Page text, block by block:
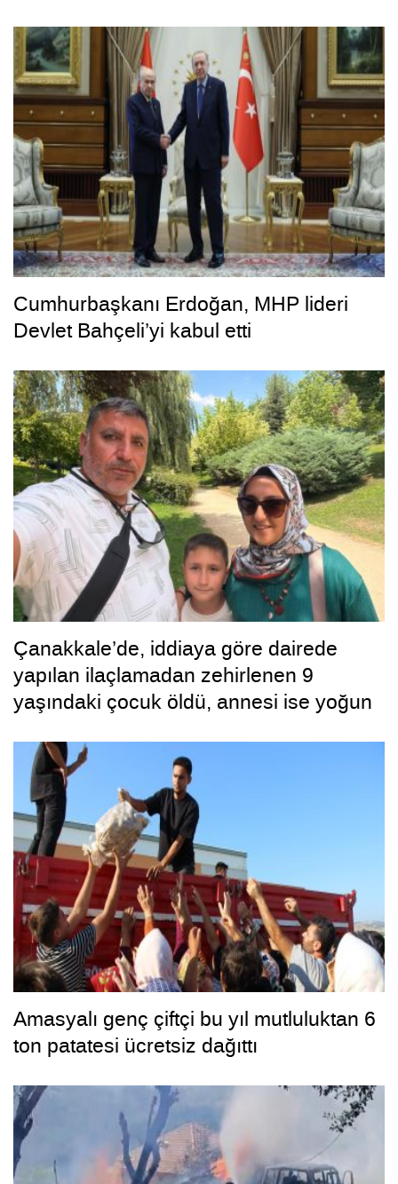
Cumhurbaşkanı Erdoğan, MHP lideri
Devlet Bahçeli’yi kabul etti
Çanakkale’de, iddiaya göre dairede
yapılan ilaçlamadan zehirlenen 9
yaşındaki çocuk öldü, annesi ise yoğun
Amasyalı genç çiftçi bu yıl mutluluktan 6
ton patatesi ücretsiz dağıttı